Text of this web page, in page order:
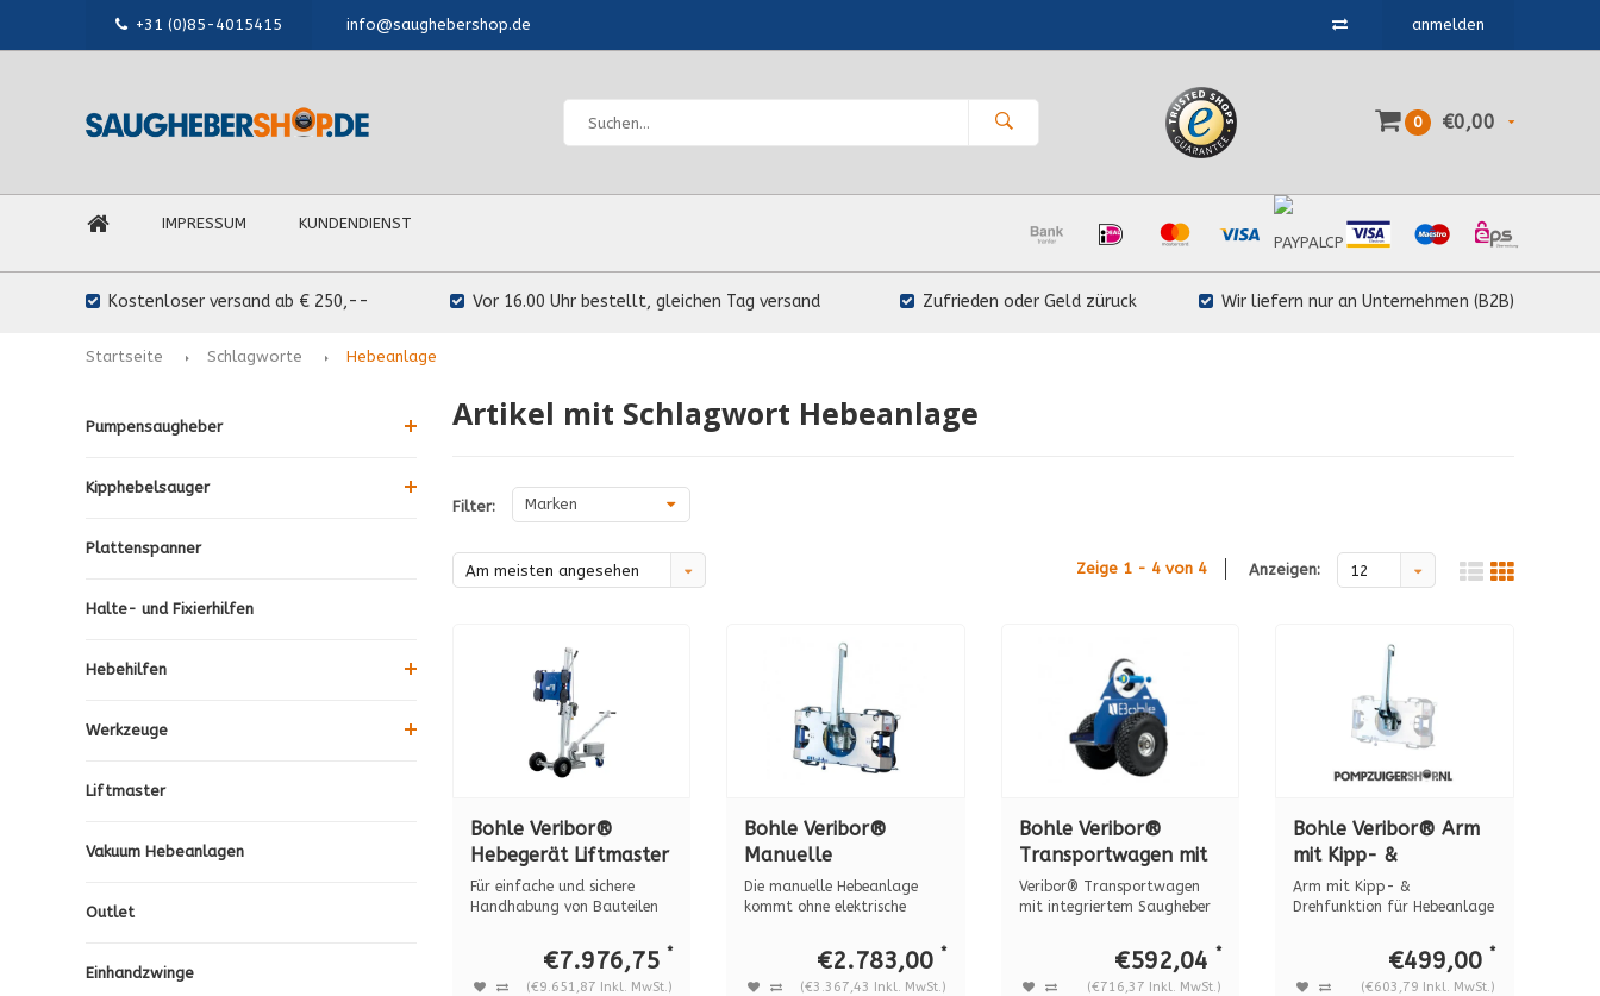
+31 (0)85-4015415 info@saughebershop.de anmelden
0 €0,00
IMPRESSUM KUNDENDIENST
Kostenloser versand ab € 250,-- Vor 16.00 Uhr bestellt, gleichen Tag versand Zufrieden oder Geld züruck Wir liefern nur an Unternehmen (B2B)
Startseite Schlagworte Hebeanlage
Pumpensaugheber
Kipphebelsauger
Plattenspanner
Halte- und Fixierhilfen
Hebehilfen
Werkzeuge
Liftmaster
Vakuum Hebeanlagen
Outlet
Einhandzwinge
Artikel mit Schlagwort Hebeanlage
Filter: Marken
Am meisten angesehen Zeige 1 - 4 von 4 Anzeigen: 12
Bohle Veribor®
Hebegerät Liftmaster
B1. B 88.25
Für einfache und sichere
Handhabung von Bauteilen
€7.976,75 *
(€9.651,87 Inkl. MwSt.)
Bohle Veribor®
Manuelle
Hebeanlage
BOB18DM4GS, 180 kg
Die manuelle Hebeanlage
kommt ohne elektrische
€2.783,00 *
(€3.367,43 Inkl. MwSt.)
Bohle Veribor®
Transportwagen mit
integriertem
Saugheber BO 680.0
Veribor® Transportwagen
mit integriertem Saugheber
€592,04 *
(€716,37 Inkl. MwSt.)
Bohle Veribor® Arm
mit Kipp- &
Drehfunktion für
Hebeanlage B18DM4
Arm mit Kipp- &
Drehfunktion für Hebeanlage
€499,00 *
(€603,79 Inkl. MwSt.)